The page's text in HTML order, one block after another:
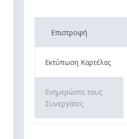
Επιστροφή
Εκτύπωση Καρτέλας
Ενημερώστε τους
Συνεργάτες